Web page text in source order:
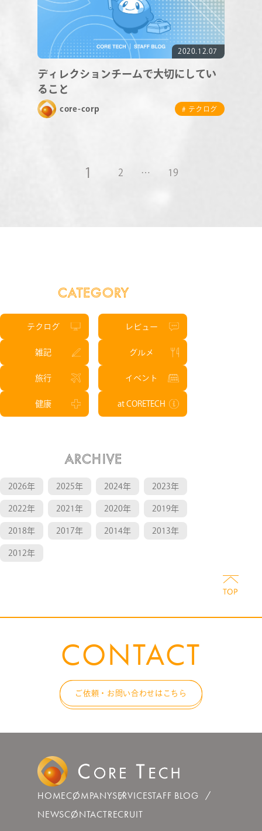
2020.12.07
ディレクションチームで大切にしてい
ること
core-corp # テクログ
1 2 … 19
CATEGORY
テクログ レビュー
雑記 グルメ
旅行 イベント
健康 at CORETECH
ARCHIVE
2026年 2025年 2024年 2023年
2022年 2021年 2020年 2019年
2018年 2017年 2014年 2013年
2012年
CONTACT
ご依頼・お問い合わせはこちら
HOMECOMPANYSERVICESTAFF BLOG
NEWSCONTACTRECRUIT